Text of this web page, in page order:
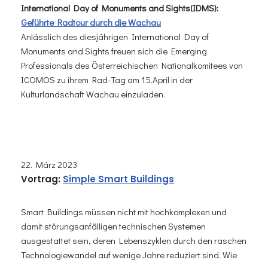
International Day of Monuments and Sights(IDMS):
Geführte Radtour durch die Wachau
Anlässlich des diesjährigen International Day of
Monuments and Sights freuen sich die Emerging
Professionals des Österreichischen Nationalkomitees von
ICOMOS zu ihrem Rad-Tag am 15.April in der
Kulturlandschaft Wachau einzuladen.
22. März 2023
Vortrag: Simple Smart Buildings
Smart Buildings müssen nicht mit hochkomplexen und
damit störungsanfälligen technischen Systemen
ausgestattet sein, deren Lebenszyklen durch den raschen
Technologiewandel auf wenige Jahre reduziert sind. Wie